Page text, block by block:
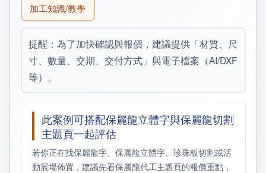
加工知識/教學
提醒：為了加快確認與報價，建議提供「材質、尺
寸、數量、交期、交付方式」與電子檔案（AI/DXF
等）。
此案例可搭配保麗龍立體字與保麗龍切割
主題頁一起評估
若你正在找保麗龍字、保麗龍立體字、珍珠板切割或活
動展場佈置，建議先看保麗龍代工主題頁的報價重點，